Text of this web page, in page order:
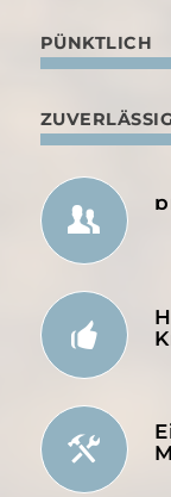
PÜNKTLICH
ZUVERLÄSSIG